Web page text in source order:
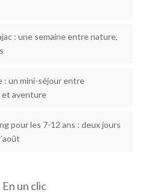
: une semaine entre nature,
: un mini-séjour entre
et aventure
pour les 7-12 ans : deux jours
En un clic